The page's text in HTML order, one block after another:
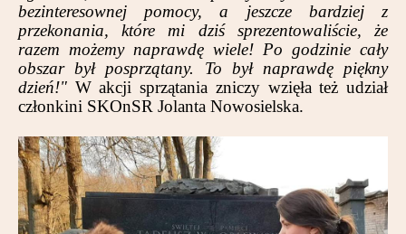
Partnerzy
Kontakt
bezinteresownej pomocy, a jeszcze bardziej z
przekonania, które mi dziś sprezentowaliście, że
razem możemy naprawdę wiele! Po godzinie cały
obszar był posprzątany. To był naprawdę piękny
dzień!" W akcji sprzątania zniczy wzięła też udział
członkini SKOnSR Jolanta Nowosielska.